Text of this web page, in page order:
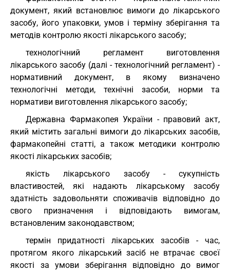
документ, який встановлює вимоги до лікарського
засобу, його упаковки, умов і терміну зберігання та
методів контролю якості лікарського засобу;
технологічний регламент виготовлення
лікарського засобу (далі - технологічний регламент) -
нормативний документ, в якому визначено
технологічні методи, технічні засоби, норми та
нормативи виготовлення лікарського засобу;
Державна Фармакопея України - правовий акт,
який містить загальні вимоги до лікарських засобів,
фармакопейні статті, а також методики контролю
якості лікарських засобів;
якість лікарського засобу - сукупність
властивостей, які надають лікарському засобу
здатність задовольняти споживачів відповідно до
свого призначення і відповідають вимогам,
встановленим законодавством;
термін придатності лікарських засобів - час,
протягом якого лікарський засіб не втрачає своєї
якості за умови зберігання відповідно до вимог